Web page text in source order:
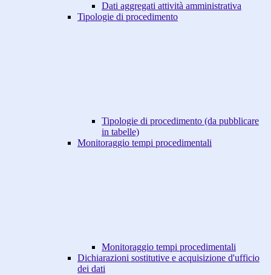
Dati aggregati attività amministrativa
Tipologie di procedimento
Tipologie di procedimento (da pubblicare
in tabelle)
Monitoraggio tempi procedimentali
Monitoraggio tempi procedimentali
Dichiarazioni sostitutive e acquisizione d'ufficio
dei dati